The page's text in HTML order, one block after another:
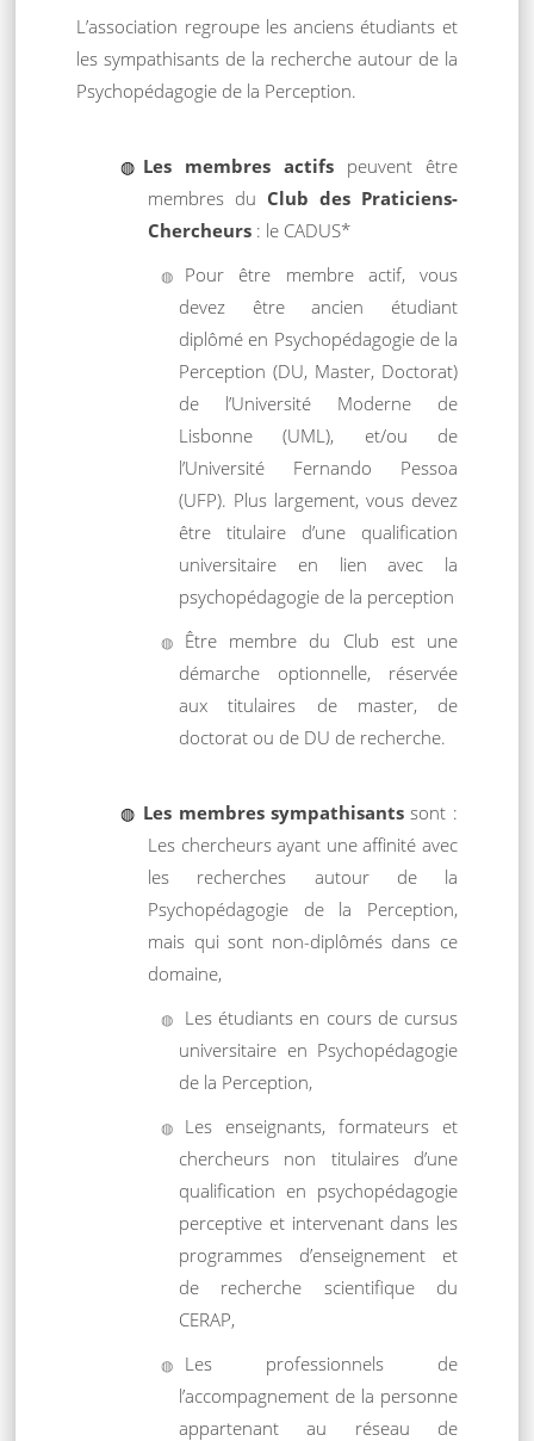
L’association regroupe les anciens étudiants et
les sympathisants de la recherche autour de la
Psychopédagogie de la Perception.
Les membres actifs peuvent être
membres du Club des Praticiens-
Chercheurs : le CADUS*
Pour être membre actif, vous
devez être ancien étudiant
diplômé en Psychopédagogie de la
Perception (DU, Master, Doctorat)
de l’Université Moderne de
Lisbonne (UML), et/ou de
l’Université Fernando Pessoa
(UFP). Plus largement, vous devez
être titulaire d’une qualification
universitaire en lien avec la
psychopédagogie de la perception
Être membre du Club est une
démarche optionnelle, réservée
aux titulaires de master, de
doctorat ou de DU de recherche.
Les membres sympathisants sont :
Les chercheurs ayant une affinité avec
les recherches autour de la
Psychopédagogie de la Perception,
mais qui sont non-diplômés dans ce
domaine,
Les étudiants en cours de cursus
universitaire en Psychopédagogie
de la Perception,
Les enseignants, formateurs et
chercheurs non titulaires d’une
qualification en psychopédagogie
perceptive et intervenant dans les
programmes d’enseignement et
de recherche scientifique du
CERAP,
Les professionnels de
l’accompagnement de la personne
appartenant au réseau de